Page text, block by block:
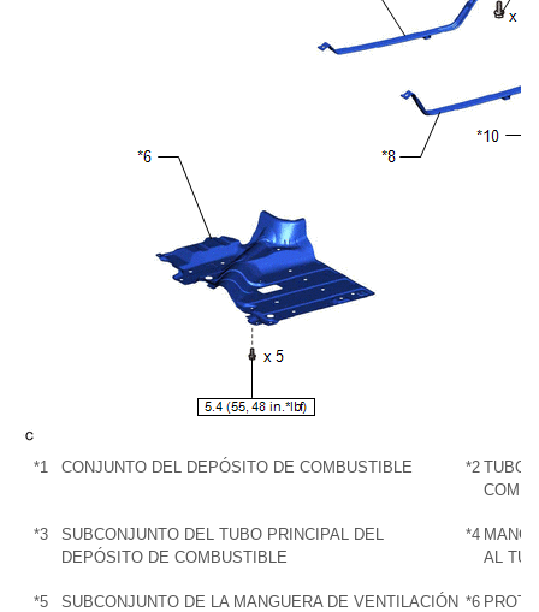
*1 CONJUNTO DEL DEPÓSITO DE COMBUSTIBLE *2 TUBO
*3
SUBCONJUNTO DEL TUBO PRINCIPAL DEL
DEPÓSITO DE COMBUSTIBLE
*4
AL
*5
SUBCONJUNTO DE LA MANGUERA DE VENTILACIÓN *6